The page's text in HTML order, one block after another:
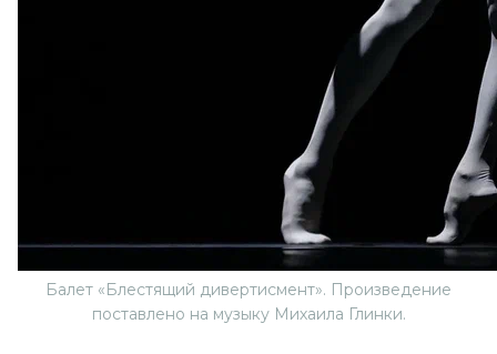
Балет «Блестящий дивертисмент». Произведение
поставлено на музыку Михаила Глинки.